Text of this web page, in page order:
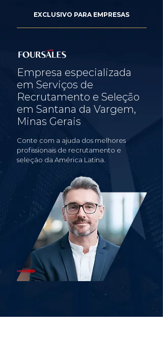
EXCLUSIVO PARA EMPRESAS
Empresa especializada
em Serviços de
Recrutamento e Seleção
em Santana da Vargem,
Minas Gerais
Conte com a ajuda dos melhores
profissionais de recrutamento e
seleção da América Latina.